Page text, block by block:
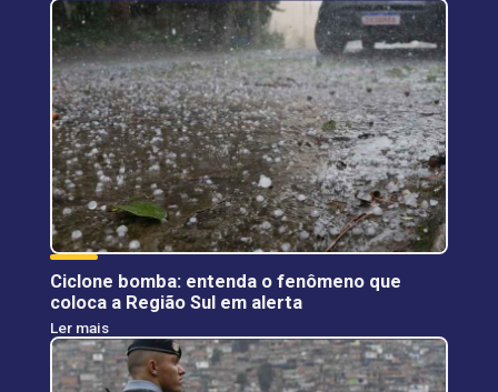
Ciclone bomba: entenda o fenômeno que
coloca a Região Sul em alerta
Ler mais